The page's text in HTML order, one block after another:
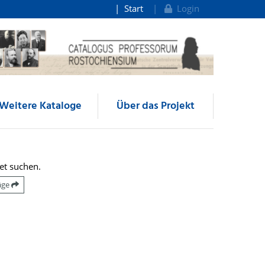
Start Login
Kataloge Über das Projekt
suchen.